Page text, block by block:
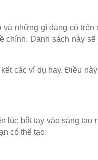
những gì đang có
Danh sách này
các ví dụ hay. Điều
bắt tay vào sáng tạo
có thể tạo: